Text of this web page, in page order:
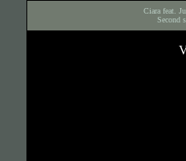
Ciara feat.
Second